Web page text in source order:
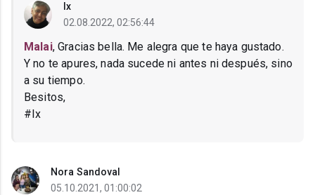
Ix
02.08.2022, 02:56:44
Malai, Gracias bella. Me alegra que te haya gustado.
Y no te apures, nada sucede ni antes ni después, sino
a su tiempo.
Besitos,
#Ix
Nora Sandoval
05.10.2021, 01:00:02